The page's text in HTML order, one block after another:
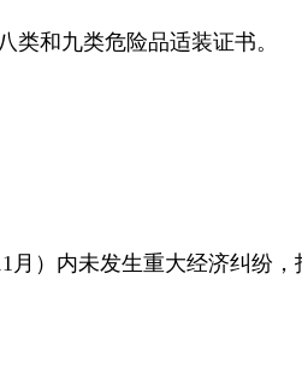
类和九类危险品适装证书。
月）内未发生重大经济纠纷，